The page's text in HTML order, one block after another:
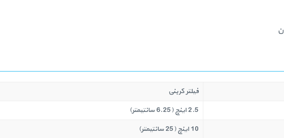
فیلتر کربنی
2.5 اینچ (6.25 سانتیمتر)
10 اینچ (25 سانتیمتر)